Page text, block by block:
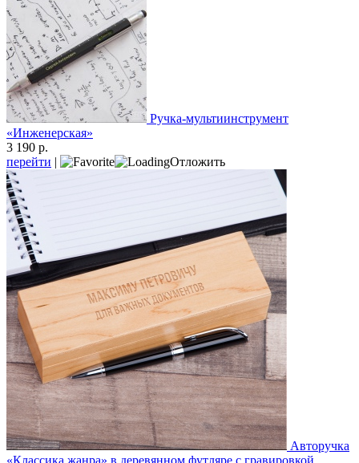
Ручка-мультиинструмент
«Инженерская»
3 190 р.
перейти | Отложить
Авторучка
«Классика жанра» в деревянном футляре с гравировкой